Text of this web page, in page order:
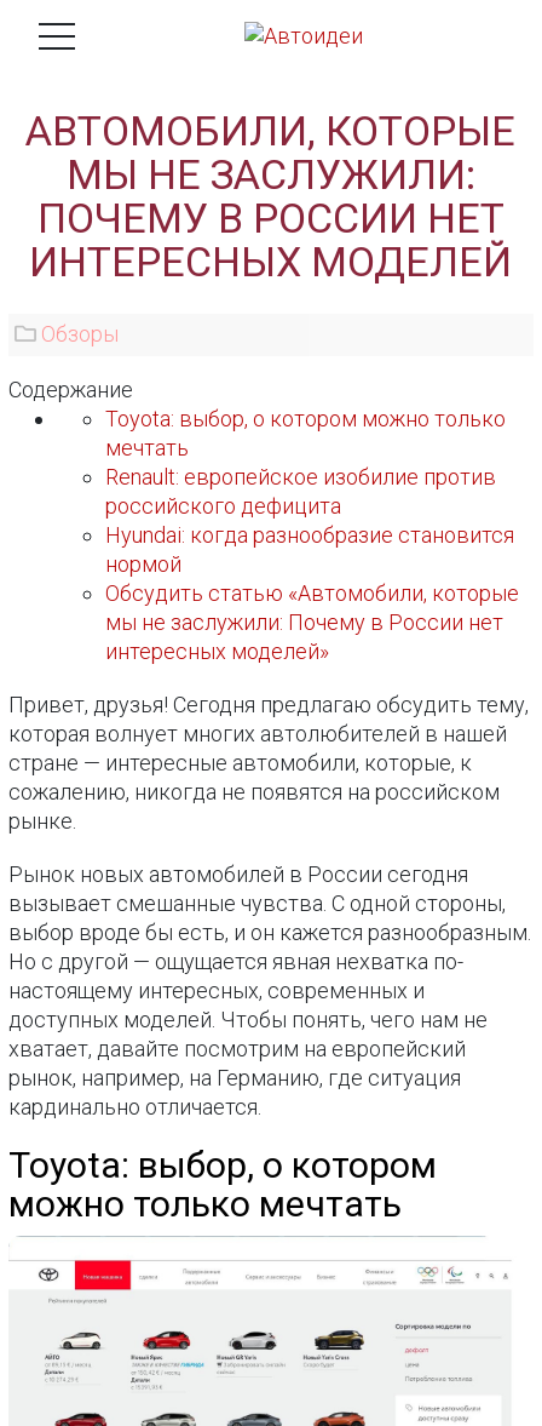
АВТОМОБИЛИ, КОТОРЫЕ
МЫ НЕ ЗАСЛУЖИЛИ:
ПОЧЕМУ В РОССИИ НЕТ
ИНТЕРЕСНЫХ МОДЕЛЕЙ
Обзоры
Содержание
Toyota: выбор, о котором можно только
мечтать
Renault: европейское изобилие против
российского дефицита
Hyundai: когда разнообразие становится
нормой
Обсудить статью «Автомобили, которые
мы не заслужили: Почему в России нет
интересных моделей»
Привет, друзья! Сегодня предлагаю обсудить тему,
которая волнует многих автолюбителей в нашей
стране — интересные автомобили, которые, к
сожалению, никогда не появятся на российском
рынке.
Рынок новых автомобилей в России сегодня
вызывает смешанные чувства. С одной стороны,
выбор вроде бы есть, и он кажется разнообразным.
Но с другой — ощущается явная нехватка по-
настоящему интересных, современных и
доступных моделей. Чтобы понять, чего нам не
хватает, давайте посмотрим на европейский
рынок, например, на Германию, где ситуация
кардинально отличается.
Toyota: выбор, о котором
можно только мечтать